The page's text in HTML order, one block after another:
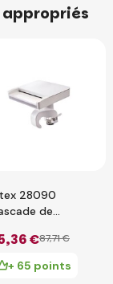
28090
de
LED et
,36 €87,71 €
+ 65 points